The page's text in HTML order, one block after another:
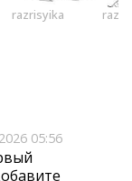
razrisyika
05:56